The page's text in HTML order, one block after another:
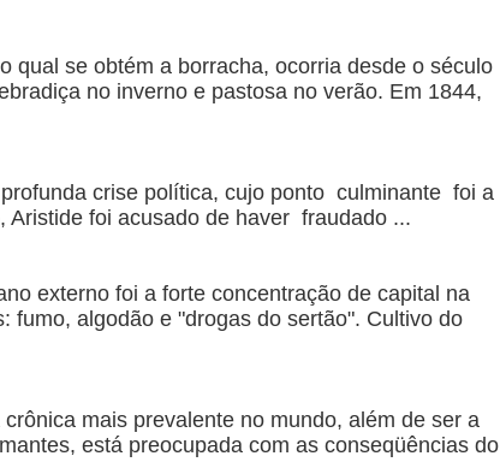
qual se obtém a borracha, ocorria desde o século
no inverno e pastosa no verão. Em 1844,
crise política, cujo ponto culminante foi a
Aristide foi acusado de haver fraudado ...
externo foi a forte concentração de capital na
fumo, algodão e "drogas do sertão". Cultivo do
mais prevalente no mundo, além de ser a
está preocupada com as conseqüências do